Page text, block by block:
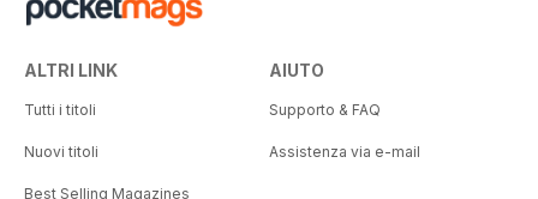
ALTRI LINK
Tutti i titoli
Nuovi titoli
Best Selling Magazines
AIUTO
Supporto & FAQ
Assistenza via e-mail